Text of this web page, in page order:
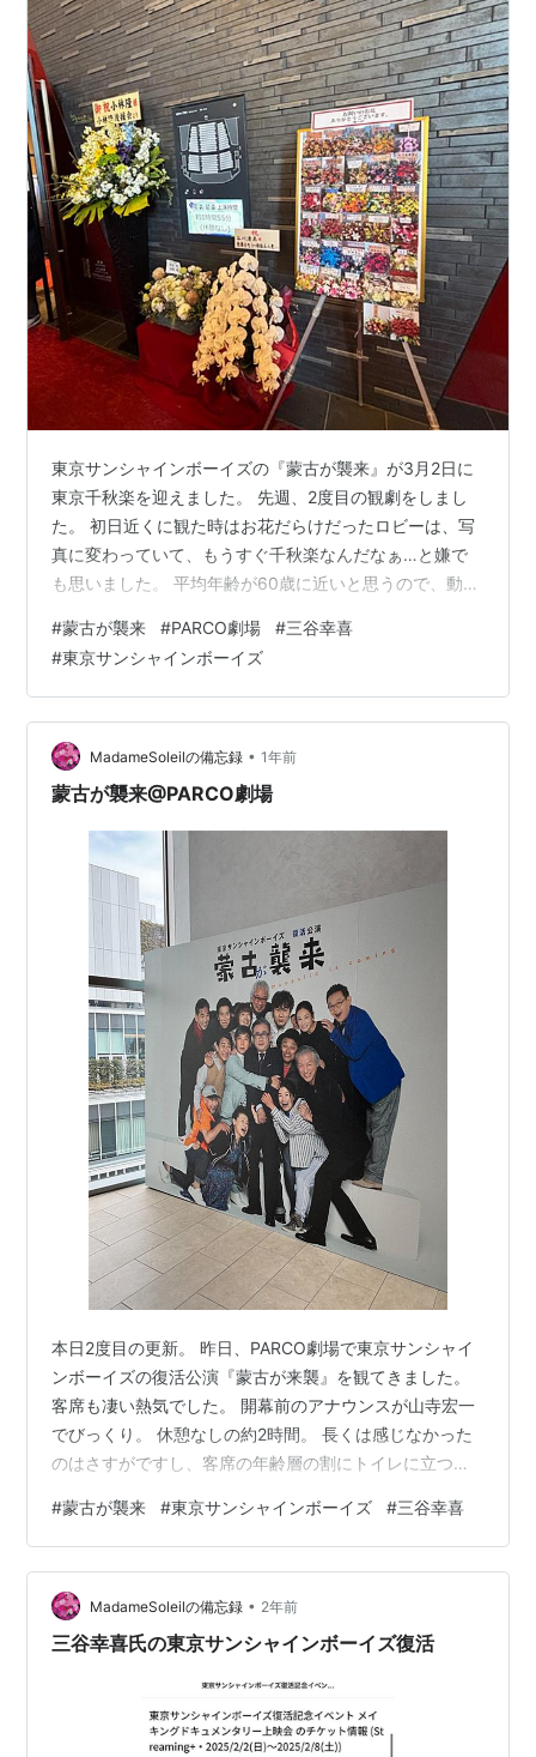
東京サンシャインボーイズの『蒙古が襲来』が3月2日に
東京千秋楽を迎えました。 先週、2度目の観劇をしまし
た。 初日近くに観た時はお花だらけだったロビーは、写
真に変わっていて、もうすぐ千秋楽なんだなぁ…と嫌で
も思いました。 平均年齢が60歳に近いと思うので、動き
谷幸喜氏の思いを感じました。 全国ツアーがこれから始
まるので、ネタバレは避けます…だと何も書けなくなり
ます(^^;; 私はこの話から、今出来ることは今する、会い
たい人には「いつか」ではなくちゃんと会う、いつ蒙古
が襲来するかなんてわからないんだから…と言われてい
るように感じました。 幸せな日…
#蒙古が襲来 #PARCO劇場 #三谷幸喜
#東京サンシャインボーイズ
MadameSoleilの備忘録 • 1年前
蒙古が襲来@PARCO劇場
本日2度目の更新。 昨日、PARCO劇場で東京サンシャイ
ンボーイズの復活公演『蒙古が来襲』を観てきました。
客席も凄い熱気でした。 開幕前のアナウンスが山寺宏一
でびっくり。 休憩なしの約2時間。 長くは感じなかった
のはさすがですし、客席の年齢層の割にトイレに立つ人
谷幸喜氏とサンシャインボーイズのメンバーがいかに演
劇界で活躍されているかの発表会みたいでした。 まだま
だ沢山あって撮りきれてません。 肝心の舞台ですが、本
当に老人ばかりの舞台で、1番若い吉田羊も老婆のお役
で、やっぱり舞台って若い人がいないと動きが少ない
#蒙古が襲来 #東京サンシャインボーイズ #三谷幸喜
MadameSoleilの備忘録 • 2年前
三谷幸喜氏の東京サンシャインボーイズ復活